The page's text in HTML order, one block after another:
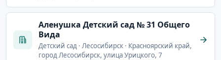
Аленушка Детский сад № 31 Общего
Вида
Детский сад · Лесосибирск · Красноярский край,
город Лесосибирск, улица Урицкого, 7